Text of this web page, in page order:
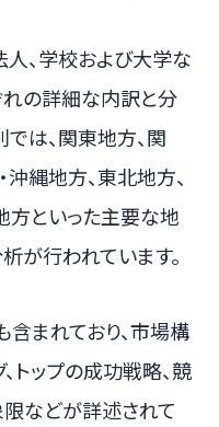
人、学校および大学な
れの詳細な内訳と分
は、関東地方、関
縄地方、東北地方、
方といった主要な地
が行われています。
含まれており、市場構
トップの成功戦略、競
限などが詳述されて